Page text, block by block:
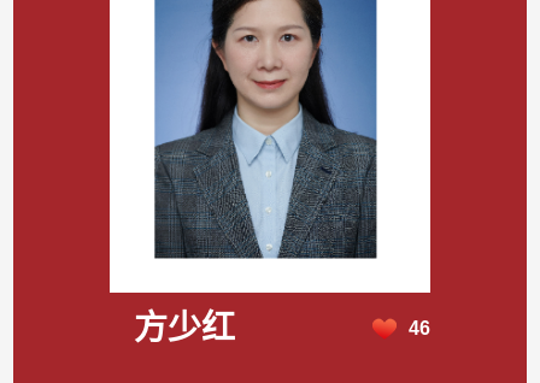
方少红 46